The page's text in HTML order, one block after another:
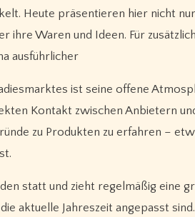
Heute präsentieren hier nicht
ihre Waren und Ideen. Für
ausführlicher
ist seine offene
Kontakt zwischen Anbietern
zu Produkten zu erfahren –
statt und zieht regelmäßig eine
aktuelle Jahreszeit angepasst